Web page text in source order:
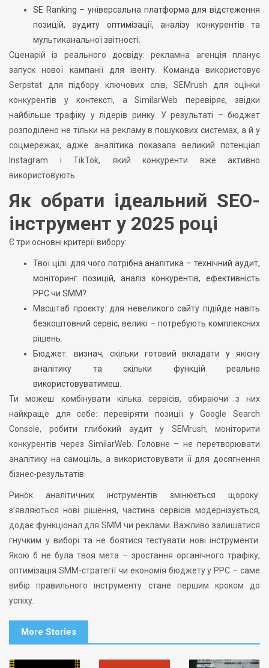
SE Ranking – універсальна платформа для відстеження
позицій, аудиту оптимізації, аналізу конкурентів та
мультиканальної звітності.
Сценарій із реального досвіду: рекламна агенція планує
запуск нової кампанії для івенту. Команда використовує
Serpstat для підбору ключових слів, SEMrush для оцінки
конкурентів у контексті, а SimilarWeb перевіряє, звідки
найбільше трафіку у лідерів ринку. У результаті – бюджет
розподілено не тільки на рекламу в пошукових системах, а й у
соцмережах, адже аналітика показала великий потенціал
Instagram і TikTok, який конкуренти вже активно
використовують.
Як обрати ідеальний SEO-
інструмент у 2025 році
Є три основні критерії вибору:
Твої цілі: для чого потрібна аналітика – технічний аудит,
моніторинг позицій, аналіз конкурентів, ефективність
PPC чи SMM?
Масштаб проєкту: для невеликого сайту підійде навіть
безкоштовний сервіс, великі – потребують комплексних
рішень.
Бюджет: визнач, скільки готовий вкладати у якісну
аналітику та скільки функцій реально
використовуватимеш.
Ти можеш комбінувати кілька сервісів, обираючи з них
найкраще для себе: перевіряти позиції у Google Search
Console, робити глибокий аудит у SEMrush, моніторити
конкурентів через SimilarWeb. Головне – не перетворювати
аналітику на самоціль, а використовувати її для досягнення
бізнес-результатів.
Ринок аналітичних інструментів змінюється щороку:
з’являються нові рішення, частина сервісів модернізується,
додає функціонал для SMM чи реклами. Важливо залишатися
гнучким у виборі та не боятися тестувати нові інструменти.
Якою б не була твоя мета – зростання органічного трафіку,
оптимізація SMM-стратегії чи економія бюджету у PPC – саме
вибір правильного інструменту стане першим кроком до
успіху.
More Stories